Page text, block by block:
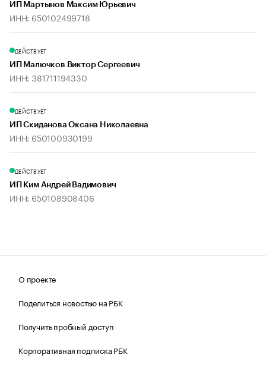
ИП Мартынов Максим Юрьевич
ИНН: 650102499718
ДЕЙСТВУЕТ
ИП Малючков Виктор Сергеевич
ИНН: 381711194330
ДЕЙСТВУЕТ
ИП Скиданова Оксана Николаевна
ИНН: 650100930199
ДЕЙСТВУЕТ
ИП Ким Андрей Вадимович
ИНН: 650108908406
О проекте
Поделиться новостью на РБК
Получить пробный доступ
Корпоративная подписка РБК